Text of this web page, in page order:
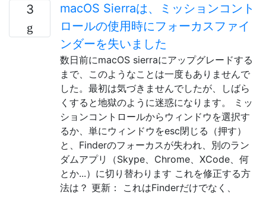
3
macOS Sierraは、ミッションコント
ロールの使用時にフォーカスファイ
ンダーを失いました
数日前にmacOS sierraにアップグレードする
まで、このようなことは一度もありませんで
した。最初は気づきませんでしたが、しばら
くすると地獄のように迷惑になります。 ミッ
ションコントロールからウィンドウを選択す
るか、単にウィンドウをesc閉じる（押す）
と、Finderのフォーカスが失われ、別のラン
ダムアプリ（Skype、Chrome、XCode、何
とか...）に切り替わります これを修正する方
法は？ 更新： これはFinderだけでなく、